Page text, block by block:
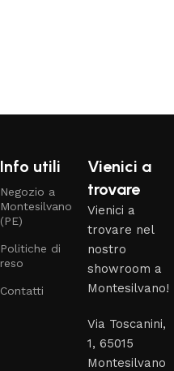
Info utili
Negozio a
Montesilvano
(PE)
Politiche di
reso
Contatti
Vienici a
trovare
Vienici a
trovare nel
nostro
showroom a
Montesilvano!
Via Toscanini,
1, 65015
Montesilvano